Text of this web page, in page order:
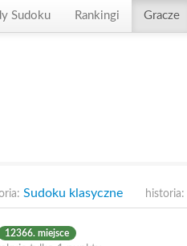
Sudoku Rankingi Gracze
Sudoku klasyczne historia:
12366. miejsce